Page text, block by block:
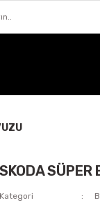
SKODA
Kategori